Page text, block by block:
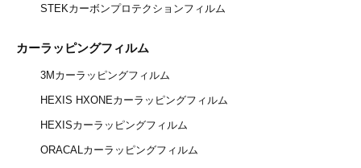
STEKカーボンプロテクションフィルム
カーラッピングフィルム
3Mカーラッピングフィルム
HEXIS HXONEカーラッピングフィルム
HEXISカーラッピングフィルム
ORACALカーラッピングフィルム